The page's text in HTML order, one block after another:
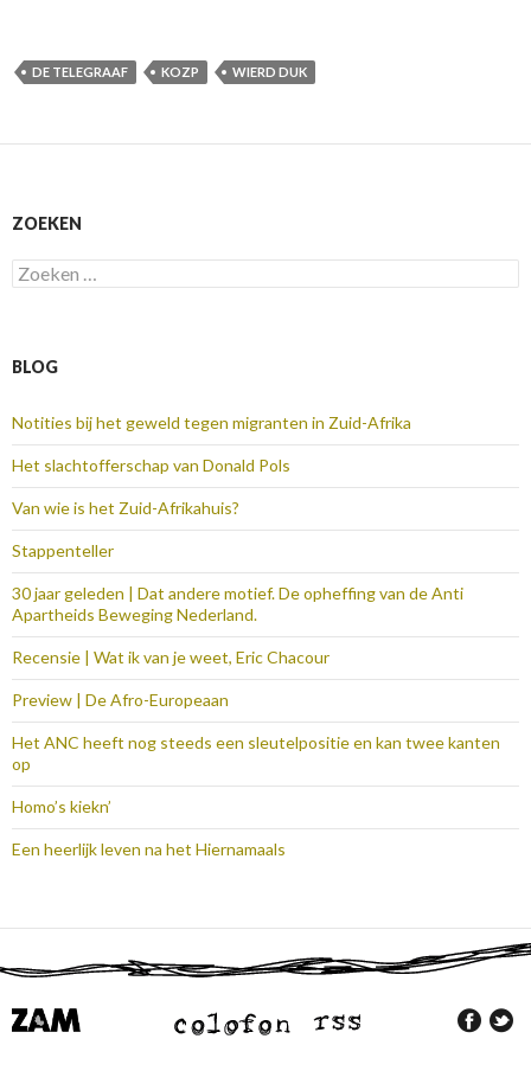
DE TELEGRAAF KOZP WIERD DUK
ZOEKEN
Zoeken
naar:
BLOG
Notities bij het geweld tegen migranten in Zuid-Afrika
Het slachtofferschap van Donald Pols
Van wie is het Zuid-Afrikahuis?
Stappenteller
30 jaar geleden | Dat andere motief. De opheffing van de Anti
Apartheids Beweging Nederland.
Recensie | Wat ik van je weet, Eric Chacour
Preview | De Afro-Europeaan
Het ANC heeft nog steeds een sleutelpositie en kan twee kanten
op
Homo’s kiekn’
Een heerlijk leven na het Hiernamaals